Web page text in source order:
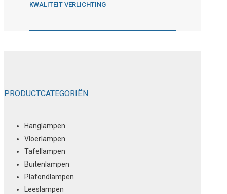
KWALITEIT VERLICHTING
PRODUCTCATEGORIËN
Hanglampen
Vloerlampen
Tafellampen
Buitenlampen
Plafondlampen
Leeslampen